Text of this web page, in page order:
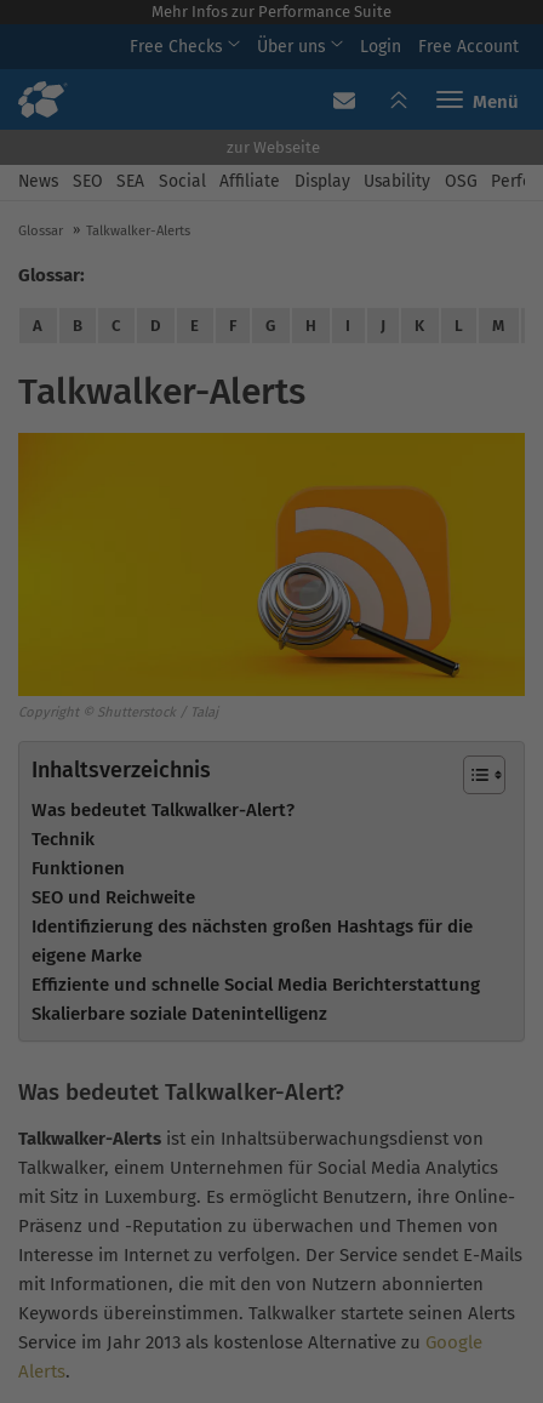
Mehr Infos zur Performance Suite
Free Checks Über uns Login Free Account
Toggle
zur Webseite
News SEO SEA Social Affiliate Display Usability OSG
Glossar Talkwalker-Alerts
Glossar:
A B C D E F G H I J K L M
Talkwalker-Alerts
Copyright © Shutterstock / Talaj
Inhaltsverzeichnis
Was bedeutet Talkwalker-Alert?
Technik
Funktionen
SEO und Reichweite
Identifizierung des nächsten großen Hashtags für die
eigene Marke
Effiziente und schnelle Social Media Berichterstattung
Skalierbare soziale Datenintelligenz
Was bedeutet Talkwalker-Alert?
Talkwalker-Alerts ist ein Inhaltsüberwachungsdienst von
Talkwalker, einem Unternehmen für Social Media Analytics
mit Sitz in Luxemburg. Es ermöglicht Benutzern, ihre Online-
Präsenz und -Reputation zu überwachen und Themen von
Interesse im Internet zu verfolgen. Der Service sendet E-Mails
mit Informationen, die mit den von Nutzern abonnierten
Keywords übereinstimmen. Talkwalker startete seinen Alerts
Service im Jahr 2013 als kostenlose Alternative zu Google
Alerts.